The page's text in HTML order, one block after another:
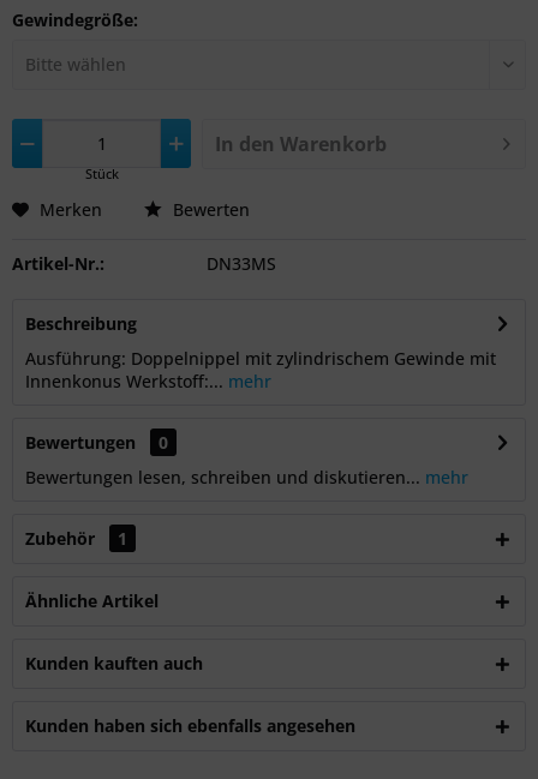
Gewindegröße:
Stück
In den Warenkorb
Merken Bewerten
Artikel-Nr.: DN33MS
Beschreibung
Ausführung: Doppelnippel mit zylindrischem Gewinde mit
Innenkonus Werkstoff:... mehr
Bewertungen
0
Bewertungen lesen, schreiben und diskutieren... mehr
Zubehör 1
Ähnliche Artikel
Kunden kauften auch
Kunden haben sich ebenfalls angesehen